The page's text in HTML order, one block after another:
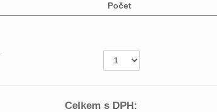
Počet
Celkem s DPH: